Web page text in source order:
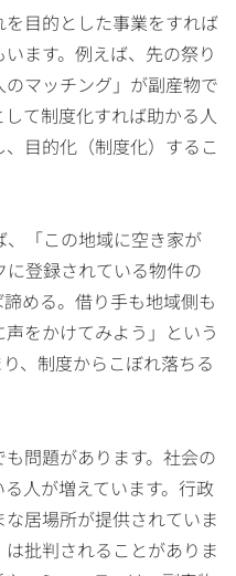
目的とした事業をすれば
ます。例えば、先の祭り
マッチング」が副産物で
て制度化すれば助かる人
目的化（制度化）するこ
「この地域に空き家が
登録されている物件の
める。借り手も地域側も
声をかけてみよう」という
、制度からこぼれ落ちる
問題があります。社会の
人が増えています。行政
居場所が提供されていま
批判されることがありま